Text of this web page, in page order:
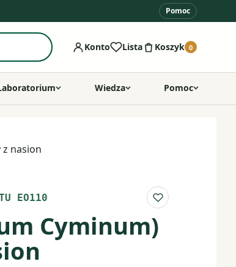
Pomoc
Konto Lista Koszyk 0
Wiedza Pomoc
nasion
EO110 Do listy
Cyminum)